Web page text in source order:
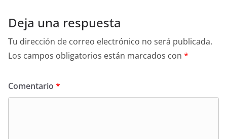
Deja una respuesta
Tu dirección de correo electrónico no será publicada.
Los campos obligatorios están marcados con *
Comentario *